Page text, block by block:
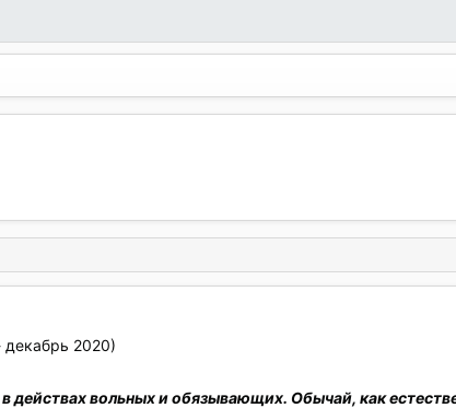
декабрь 2020)
действах вольных и обязывающих. Обычай, как